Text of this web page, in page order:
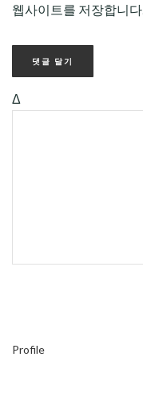
웹사이트를 저장합니다.
Δ
Profile